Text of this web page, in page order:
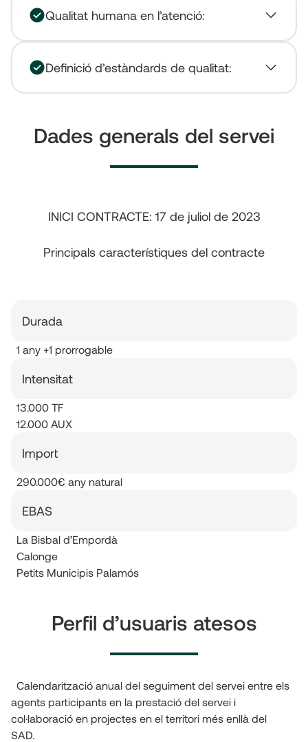
Qualitat humana en l’atenció:
Definició d’estàndards de qualitat:
Dades generals del servei
INICI CONTRACTE: 17 de juliol de 2023
Principals característiques del contracte
Durada
1 any +1 prorrogable
Intensitat
13.000 TF
12.000 AUX
Import
290.000€ any natural
EBAS
La Bisbal d’Empordà
Calonge
Petits Municipis Palamós
Perfil d’usuaris atesos
Calendarització anual del seguiment del servei entre els
agents participants en la prestació del servei i
col·laboració en projectes en el territori més enllà del
SAD.